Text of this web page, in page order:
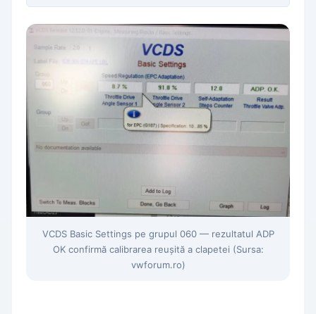
VCDS Basic Settings pe grupul 060 — rezultatul ADP
OK confirmă calibrarea reușită a clapetei (Sursa:
vwforum.ro)